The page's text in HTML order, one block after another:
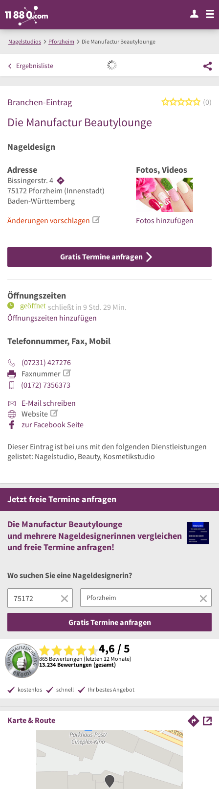
Nagelstudios Pforzheim Die Manufactur Beautylounge
Ergebnisliste
Branchen-Eintrag 00
Die Manufactur Beautylounge
Nageldesign
Adresse
Bissingerstr. 4
75172 Pforzheim (Innenstadt)
Baden-Württemberg
Änderungen vorschlagen
Fotos, Videos
Fotos hinzufügen
Gratis Termine anfragen
Öffnungszeiten
schließt in 9 Std. 29 Min.
Öffnungszeiten hinzufügen
Telefonnummer, Fax, Mobil
(07231) 427276
Faxnummer
(0172) 7356373
E-Mail schreiben
Website
zur Facebook Seite
Dieser Eintrag ist bei uns mit den folgenden Dienstleistungen
gelistet: Nagelstudio, Beauty, Kosmetikstudio
JetztfreieTermine anfragen
Die Manufactur Beautylounge
und mehrere Nageldesignerinnen vergleichen
undfreieTermine anfragen!
Wo suchen Sie eine Nageldesignerin?
Gratis Termine anfragen
4,6 / 5
865 Bewertungen (letzten 12 Monate)
13.234 Bewertungen (gesamt)
kostenlos schnell Ihr bestes Angebot
Karte & Route